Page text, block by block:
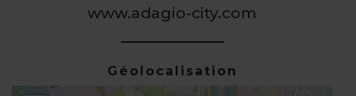
www.adagio-city.com
Géolocalisation